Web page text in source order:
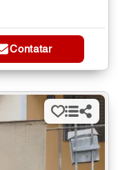
Contatar